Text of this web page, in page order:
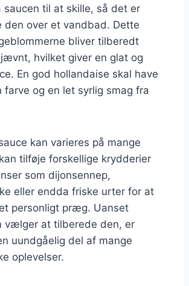
saucen til at skille, så det er
den over et vandbad. Dette
bliver tilberedt
hvilket giver en glat og
En god hollandaise skal have
farve og en let syrlig smag fra
kan varieres på mange
tilføje forskellige krydderier
som dijonsennep,
eller endda friske urter for at
personligt præg. Uanset
vælger at tilberede den, er
uundgåelig del af mange
oplevelser.